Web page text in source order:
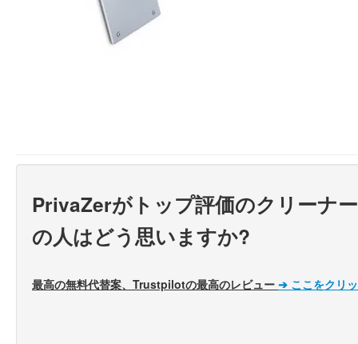
PrivaZerがトップ評価のクリーナ
の人はどう思いますか?
最高の無料代替案、Trustpilotの最高のレビュー ➔ ここをクリ